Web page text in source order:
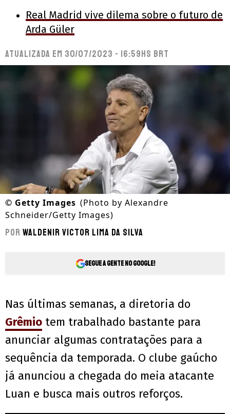
Real Madrid vive dilema sobre o futuro de
Arda Güler
Atualizada em 30/07/2023 - 16:59hs BRT
© Getty Images (Photo by Alexandre
Schneider/Getty Images)
Por Waldenir Victor Lima Da Silva
Segue a gente no Google!
Nas últimas semanas, a diretoria do
Grêmio tem trabalhado bastante para
anunciar algumas contratações para a
sequência da temporada. O clube gaúcho
já anunciou a chegada do meia atacante
Luan e busca mais outros reforços.